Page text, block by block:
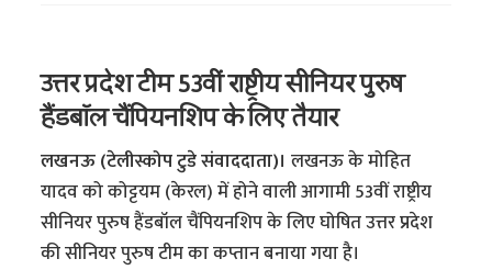
उत्तर प्रदेश टीम 53वीं राष्ट्रीय सीनियर पुरुष
हैंडबॉल चैंपियनशिप के लिए तैयार
लखनऊ (टेलीस्कोप टुडे संवाददाता)। लखनऊ के मोहित
यादव को कोट्टयम (केरल) में होने वाली आगामी 53वीं राष्ट्रीय
सीनियर पुरुष हैंडबॉल चैंपियनशिप के लिए घोषित उत्तर प्रदेश
की सीनियर पुरुष टीम का कप्तान बनाया गया है।